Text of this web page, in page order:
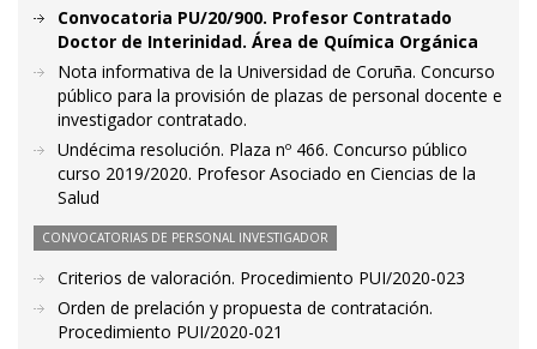
Convocatoria PU/20/900. Profesor Contratado
Doctor de Interinidad. Área de Química Orgánica
Nota informativa de la Universidad de Coruña. Concurso
público para la provisión de plazas de personal docente e
investigador contratado.
Undécima resolución. Plaza nº 466. Concurso público
curso 2019/2020. Profesor Asociado en Ciencias de la
Salud
CONVOCATORIAS DE PERSONAL INVESTIGADOR
Criterios de valoración. Procedimiento PUI/2020-023
Orden de prelación y propuesta de contratación.
Procedimiento PUI/2020-021